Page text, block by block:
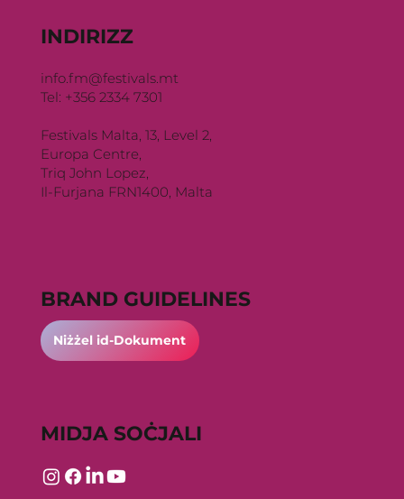
INDIRIZZ
info.fm@festivals.mt
Tel: +356 2334 7301
Festivals Malta, 13, Level 2,
Europa Centre,
Triq John Lopez,
Il-Furjana FRN1400, Malta
MIDJA SOĊJALI
BRAND GUIDELINES
Niżżel id-Dokument